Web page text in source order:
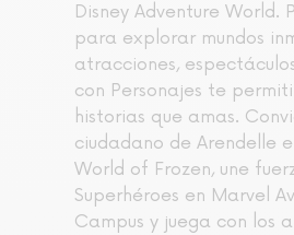
Disney Adventure World.
para explorar mundos
atracciones,
con Personajes te
historias que amas.
ciudadano de Arendelle
World of Frozen, une
Superhéroes en Marvel
Campus y juega con los